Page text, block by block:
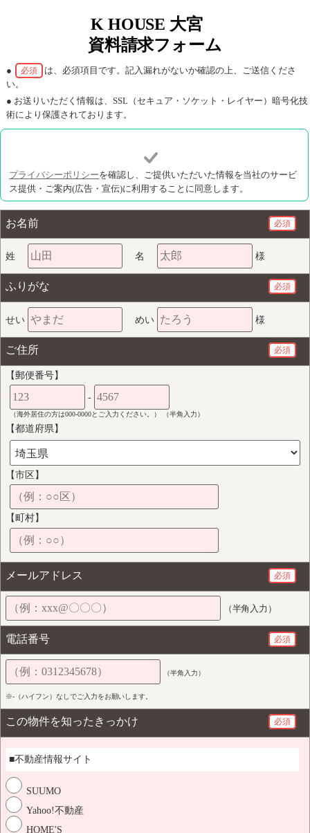
K HOUSE 大宮
資料請求フォーム
● 必須
は、必須項目です。記入漏れがないか確認の上、ご送信くださ
い。
● お送りいただく情報は、SSL（セキュア・ソケット・レイヤー）暗号化技
術により保護されております。
プライバシーポリシーを確認し、ご提供いただいた情報を当社のサービ
ス提供・ご案内(広告・宣伝)に利用することに同意します。
お名前 必須
姓 名 様
ふりがな 必須
せい めい 様
ご住所 必須
【郵便番号】
-
（海外居住の方は000-0000とご入力ください。） （半角入力）
【都道府県】
【市区】
【町村】
メールアドレス 必須
（半角入力）
電話番号 必須
（半角入力）
※-（ハイフン）なしでご入力をお願いします。
この物件を知ったきっかけ 必須
■不動産情報サイト
SUUMO
Yahoo!不動産
HOME'S